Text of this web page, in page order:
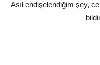
Asıl endişelendiğim şey,
–